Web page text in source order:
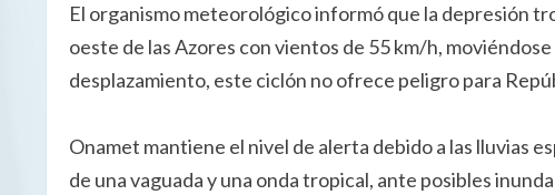
El organismo meteorológico informó que la depresión
oeste de las Azores con vientos de 55 km/h,
desplazamiento, este ciclón no ofrece peligro para
Onamet mantiene el nivel de alerta debido a las lluvias
de una vaguada y una onda tropical, ante posibles